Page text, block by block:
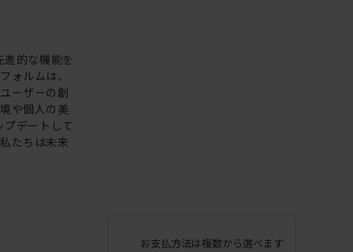
的な機能を
ォルムは、
ーザーの創
や個人の美
デートして
たちは未来
お支払方法は複数から選べます